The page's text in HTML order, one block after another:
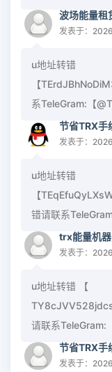
波场能量租
发表于：
u地址转错
【
系TeleGram:【
节省TRX手
发表于：
u地址转错
【
错请联系
trx能量机
发表于：
u地址转错 【
请联系TeleGram:
节省TRX手
发表于：